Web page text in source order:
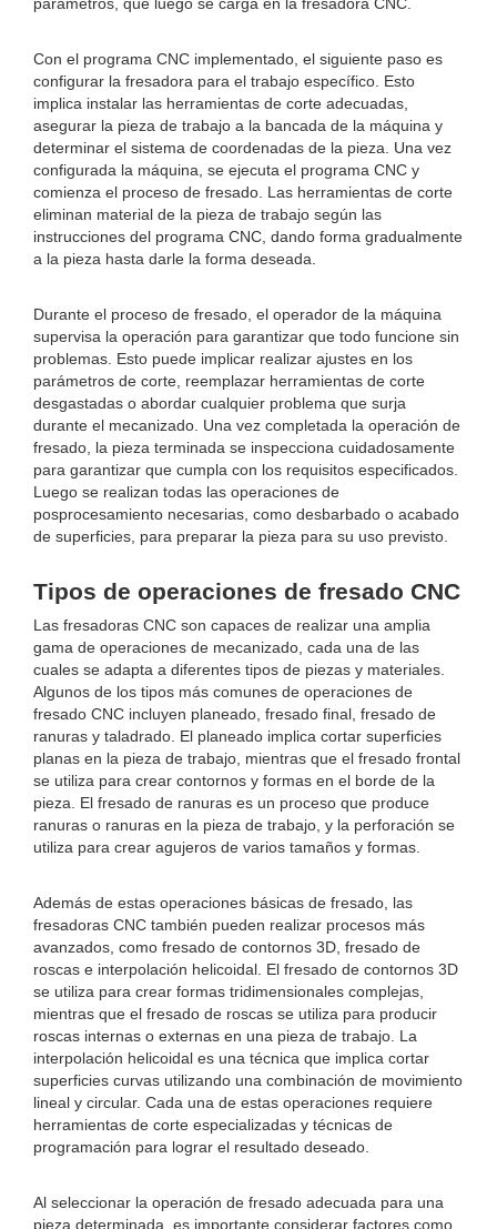
Con el programa CNC implementado, el siguiente paso es
configurar la fresadora para el trabajo específico. Esto
implica instalar las herramientas de corte adecuadas,
asegurar la pieza de trabajo a la bancada de la máquina y
determinar el sistema de coordenadas de la pieza. Una vez
configurada la máquina, se ejecuta el programa CNC y
comienza el proceso de fresado. Las herramientas de corte
eliminan material de la pieza de trabajo según las
instrucciones del programa CNC, dando forma gradualmente
a la pieza hasta darle la forma deseada.
Durante el proceso de fresado, el operador de la máquina
supervisa la operación para garantizar que todo funcione sin
problemas. Esto puede implicar realizar ajustes en los
parámetros de corte, reemplazar herramientas de corte
desgastadas o abordar cualquier problema que surja
durante el mecanizado. Una vez completada la operación de
fresado, la pieza terminada se inspecciona cuidadosamente
para garantizar que cumpla con los requisitos especificados.
Luego se realizan todas las operaciones de
posprocesamiento necesarias, como desbarbado o acabado
de superficies, para preparar la pieza para su uso previsto.
Tipos de operaciones de fresado CNC
Las fresadoras CNC son capaces de realizar una amplia
gama de operaciones de mecanizado, cada una de las
cuales se adapta a diferentes tipos de piezas y materiales.
Algunos de los tipos más comunes de operaciones de
fresado CNC incluyen planeado, fresado final, fresado de
ranuras y taladrado. El planeado implica cortar superficies
planas en la pieza de trabajo, mientras que el fresado frontal
se utiliza para crear contornos y formas en el borde de la
pieza. El fresado de ranuras es un proceso que produce
ranuras o ranuras en la pieza de trabajo, y la perforación se
utiliza para crear agujeros de varios tamaños y formas.
Además de estas operaciones básicas de fresado, las
fresadoras CNC también pueden realizar procesos más
avanzados, como fresado de contornos 3D, fresado de
roscas e interpolación helicoidal. El fresado de contornos 3D
se utiliza para crear formas tridimensionales complejas,
mientras que el fresado de roscas se utiliza para producir
roscas internas o externas en una pieza de trabajo. La
interpolación helicoidal es una técnica que implica cortar
superficies curvas utilizando una combinación de movimiento
lineal y circular. Cada una de estas operaciones requiere
herramientas de corte especializadas y técnicas de
programación para lograr el resultado deseado.
Al seleccionar la operación de fresado adecuada para una
pieza determinada, es importante considerar factores como